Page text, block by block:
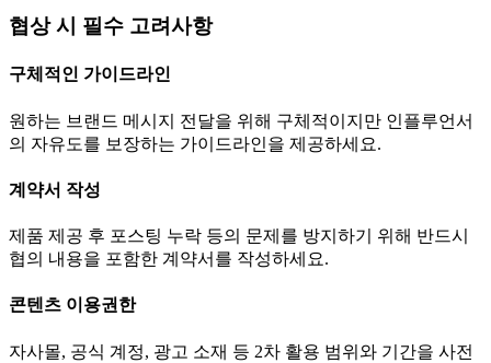
협상 시 필수 고려사항
구체적인 가이드라인
원하는 브랜드 메시지 전달을 위해 구체적이지만 인플루언서
의 자유도를 보장하는 가이드라인을 제공하세요.
계약서 작성
제품 제공 후 포스팅 누락 등의 문제를 방지하기 위해 반드시
협의 내용을 포함한 계약서를 작성하세요.
콘텐츠 이용권한
자사몰, 공식 계정, 광고 소재 등 2차 활용 범위와 기간을 사전